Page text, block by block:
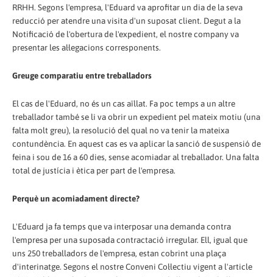
RRHH. Segons l'empresa, l'Eduard va aprofitar un dia de la seva
reducció per atendre una visita d'un suposat client. Degut a la
Notificació de l'obertura de l'expedient, el nostre company va
presentar les al·legacions corresponents.
Greuge comparatiu entre treballadors
El cas de l'Eduard, no és un cas aïllat. Fa poc temps a un altre
treballador també se li va obrir un expedient pel mateix motiu (una
falta molt greu), la resolució del qual no va tenir la mateixa
contundència. En aquest cas es va aplicar la sanció de suspensió de
feina i sou de 16 a 60 dies, sense acomiadar al treballador. Una falta
total de justícia i ètica per part de l'empresa.
Perquè un acomiadament directe?
L'Eduard ja fa temps que va interposar una demanda contra
l'empresa per una suposada contractació irregular. Ell, igual que
uns 250 treballadors de l'empresa, estan cobrint una plaça
d'interinatge. Segons el nostre Conveni Col·lectiu vigent a l'article